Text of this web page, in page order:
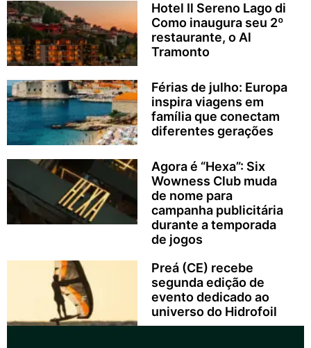
Hotel Il Sereno Lago di
Como inaugura seu 2º
restaurante, o Al
Tramonto
Férias de julho: Europa
inspira viagens em
família que conectam
diferentes gerações
Agora é “Hexa”: Six
Wowness Club muda
de nome para
campanha publicitária
durante a temporada
de jogos
Preá (CE) recebe
segunda edição de
evento dedicado ao
universo do Hidrofoil